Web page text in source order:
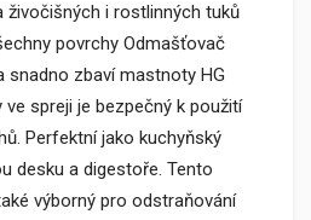
živočišných i rostlinných tuků
povrchy Odmašťovač
snadno zbaví mastnoty HG
spreji je bezpečný k použití
Perfektní jako kuchyňský
desku a digestoře. Tento
výborný pro odstraňování